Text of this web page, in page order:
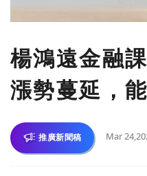
楊鴻遠金融
漲勢蔓延，
推廣新聞稿 Mar